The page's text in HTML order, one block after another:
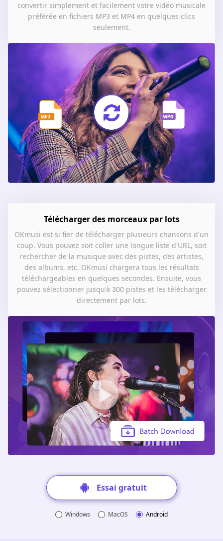
convertir simplement et facilement votre vidéo musicale
préférée en fichiers MP3 et MP4 en quelques clics
seulement.
Télécharger des morceaux par lots
OKmusi est si fier de télécharger plusieurs chansons d'un
coup. Vous pouvez soit coller une longue liste d'URL, soit
rechercher de la musique avec des pistes, des artistes,
des albums, etc. OKmusi chargera tous les résultats
téléchargeables en quelques secondes. Ensuite, vous
pouvez sélectionner jusqu'à 300 pistes et les télécharger
directement par lots.
Essai gratuit
Windows MacOS Android